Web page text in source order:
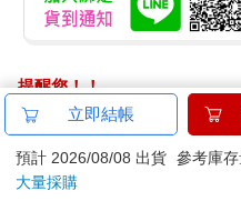
提醒您！！
金石堂及銀行均不會請您操
ATM提款機，請不要聽從指示
退換貨須知：
立即結帳
預計 2026/08/08 出貨 參考庫
大量採購